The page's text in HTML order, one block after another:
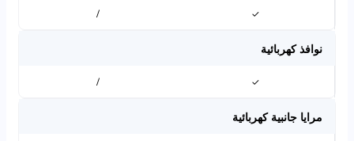
✓
/
نوافذ كهربائية
✓
/
مرايا جانبية كهربائية